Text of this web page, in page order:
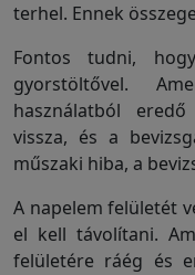
Rólunk
Szállítás,
szerviz
Visszaküldési
politika
terhel. Ennek
Fontos tudni,
gyorstöltővel.
használatból
vissza, és a
műszaki hiba, a
A napelem felületét
el kell távolítani.
felületére ráég és